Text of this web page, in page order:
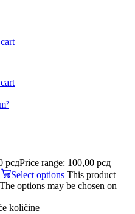
рсдPrice range: 100,00 рсд
Select options This product
options may be chosen on
količine